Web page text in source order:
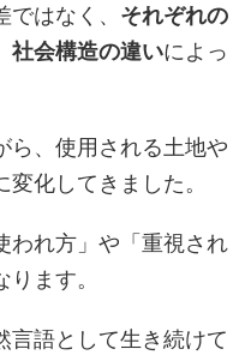
はなく、 それぞれの
社会構造の違いによっ
ら、使用される土地や
化してきました。
われ方」や「重視され
ます。
言語として生き続けて